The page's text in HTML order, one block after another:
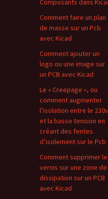
Composants dans
Comment faire un plan
de masse sur un Pcb
avec Kicad
Comment ajouter un
logo ou une image sur
un PCB avec Kicad
Le « Creepage », ou
comment augmenter
l’isolation entre le 230v
et la basse tension en
créant des fentes
d’isolement sur le Pcb
Comment supprimer le
vernis sur une zone de
dissipation sur un PCB
avec Kicad